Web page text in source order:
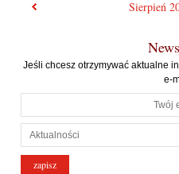
Sierpień
Jeśli chcesz otrzymywać aktualne
e-